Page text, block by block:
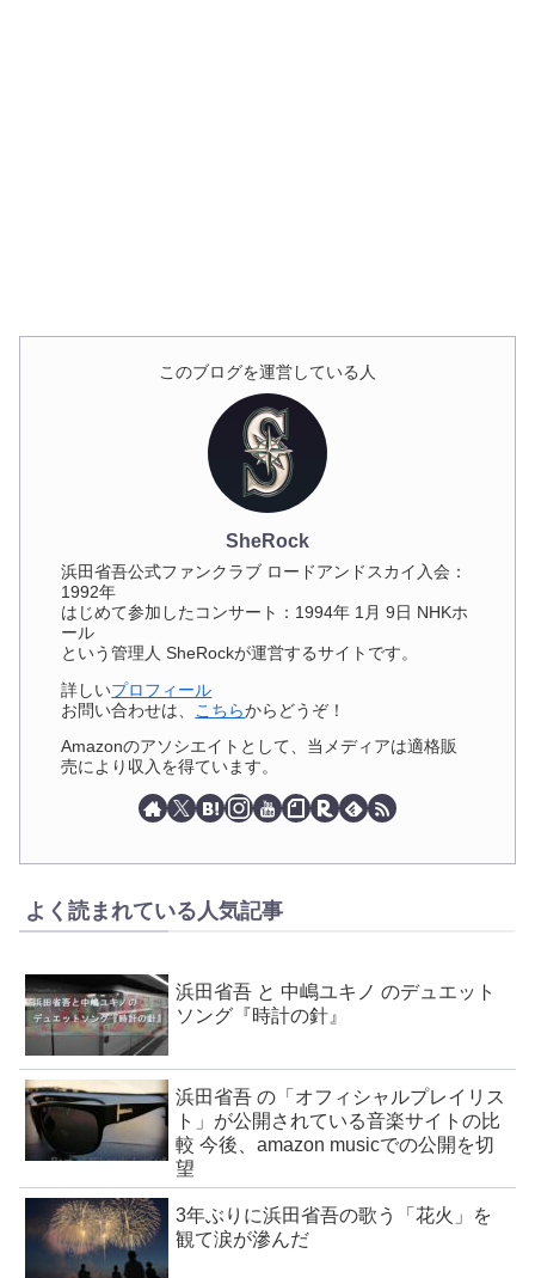
このブログを運営している人
SheRock
浜田省吾公式ファンクラブ ロードアンドスカイ入会：
1992年
はじめて参加したコンサート：1994年 1月 9日 NHKホ
ール
という管理人 SheRockが運営するサイトです。
詳しいプロフィール
お問い合わせは、
こちらからどうぞ！
Amazonのアソシエイトとして、当メディアは適格販
売により収入を得ています。
よく読まれている人気記事
浜田省吾 と 中嶋ユキノ のデュエット
ソング『時計の針』
浜田省吾 の「オフィシャルプレイリス
ト」が公開されている音楽サイトの比
較 今後、amazon musicでの公開を切
望
3年ぶりに浜田省吾の歌う「花火」を
観て涙が滲んだ